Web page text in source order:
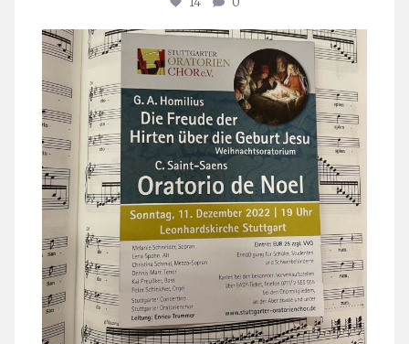
stuttgarter_oratorienchor
Nov. 29